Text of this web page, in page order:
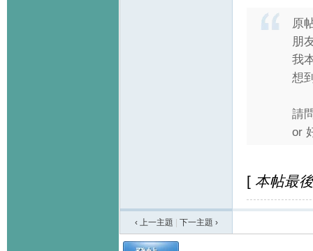
原
朋
我
想
請
or
[ 本帖最
‹ 上一主題 下一主題 ›